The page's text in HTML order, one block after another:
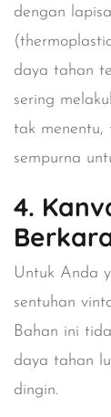
dengan
daya tahan
sering
tak menentu,
sempurna
4.
Untuk Anda
sentuhan
Bahan ini
daya tahan
dingin.